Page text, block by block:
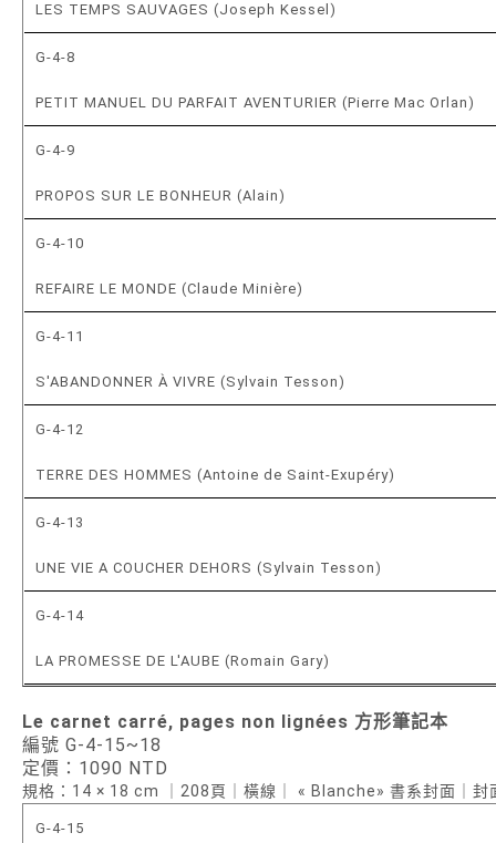
LES TEMPS SAUVAGES (Joseph Kessel)
G-4-8
PETIT MANUEL DU PARFAIT AVENTURIER (Pierre Mac Orlan)
G-4-9
PROPOS SUR LE BONHEUR (Alain)
G-4-10
REFAIRE LE MONDE (Claude Minière)
G-4-11
S'ABANDONNER À VIVRE (Sylvain Tesson)
G-4-12
TERRE DES HOMMES (Antoine de Saint-Exupéry)
G-4-13
UNE VIE A COUCHER DEHORS (Sylvain Tesson)
G-4-14
LA PROMESSE DE L'AUBE (Romain Gary)
Le carnet carré, pages non lignées 方形筆記本
編號 G-4-15~18
定價：1090 NTD
規格：14 × 18 cm ｜208頁｜橫線｜ « Blanche» 書系封面｜封
G-4-15